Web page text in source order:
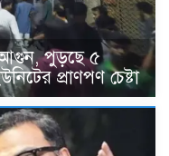
আগুন, পুড়ছে ৫
প্রাণপণ চেষ্টা